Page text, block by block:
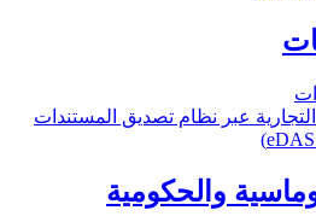
التجارية عبر نظام تصديق المستندات
والحكومية